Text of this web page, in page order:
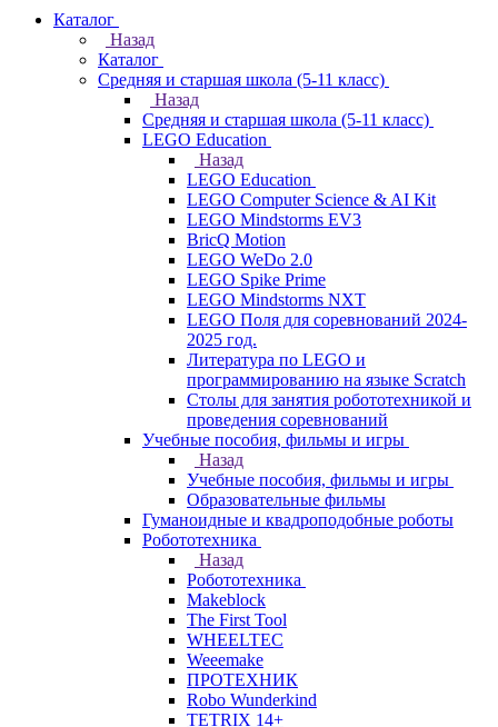
Каталог
Назад
Каталог
Средняя и старшая школа (5-11 класс)
Назад
Средняя и старшая школа (5-11 класс)
LEGO Education
Назад
LEGO Education
LEGO Computer Science & AI Kit
LEGO Mindstorms EV3
BricQ Motion
LEGO WeDo 2.0
LEGO Spike Prime
LEGO Mindstorms NXT
LEGO Поля для соревнований 2024-
2025 год.
Литература по LEGO и
программированию на языке Scratch
Столы для занятия робототехникой и
проведения соревнований
Учебные пособия, фильмы и игры
Назад
Учебные пособия, фильмы и игры
Образовательные фильмы
Гуманоидные и квадроподобные роботы
Робототехника
Назад
Робототехника
Makeblock
The First Tool
WHEELTEC
Weeemake
ПРОТЕХНИК
Robo Wunderkind
TETRIX 14+